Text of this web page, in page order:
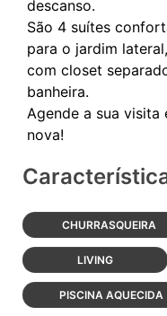
descanso.
São 4 suítes
para o jardim
com closet
banheira.
Agende a sua visita
CHURRASQUEIRA
LIVING
PISCINA AQUECIDA